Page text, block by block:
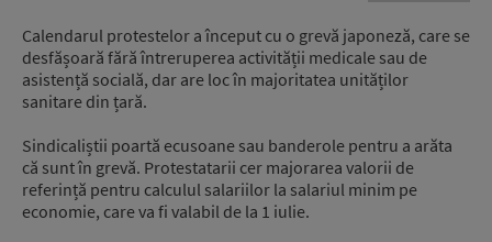
Calendarul protestelor a început cu o grevă japoneză, care se
desfășoară fără întreruperea activității medicale sau de
asistență socială, dar are loc în majoritatea unităților
sanitare din țară.
Sindicaliștii poartă ecusoane sau banderole pentru a arăta
că sunt în grevă. Protestatarii cer majorarea valorii de
referință pentru calculul salariilor la salariul minim pe
economie, care va fi valabil de la 1 iulie.